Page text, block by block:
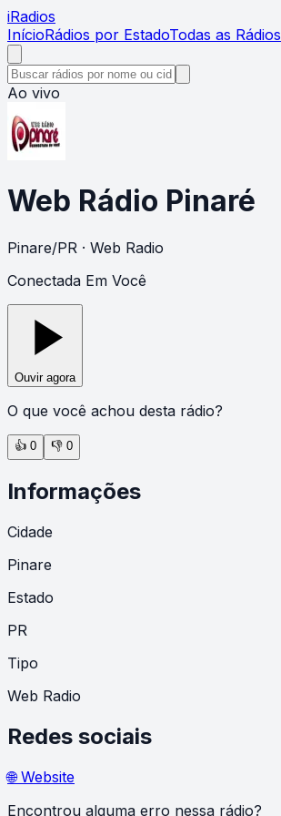
iRadios
InícioRádios por EstadoTodas as Rádios
Ao vivo
Web Rádio Pinaré
Pinare/PR · Web Radio
Conectada Em Você
Ouvir agora
O que você achou desta rádio?
👍 0 👎 0
Informações
Cidade
Pinare
Estado
PR
Tipo
Web Radio
Redes sociais
🌐 Website
Encontrou alguma erro nessa rádio?